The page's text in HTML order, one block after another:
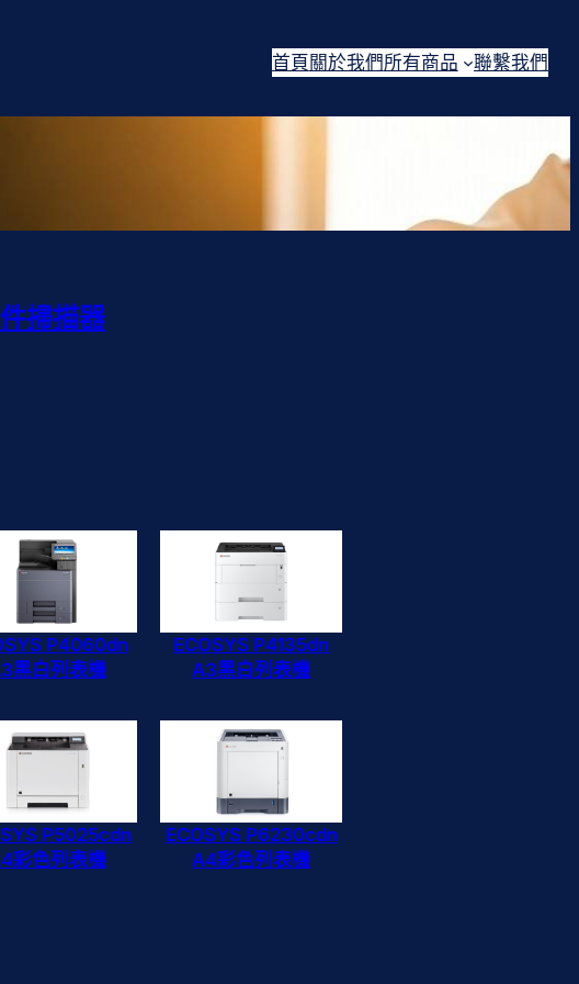
首頁 關於我們所有商品 聯繫我們
掃描器
P4060dn
黑白列表機
ECOSYS P4135dn
A3黑白列表機
P5025cdn
彩色列表機
ECOSYS P6230cdn
A4彩色列表機